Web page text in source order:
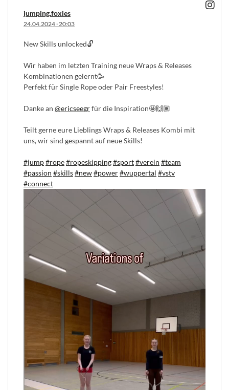
jumping.foxies
24.04.2024·20:03
New Skills unlocked🔓
Wir haben im letzten Training neue Wraps & Releases
Kombinationen gelernt🥳
Perfekt für Single Rope oder Pair Freestyles!
Danke an @ericseegrfür die Inspiration🤩🙌🏽
Teilt gerne eure Lieblings Wraps & Releases Kombi mit
uns, wir sind gespannt auf neue Skills!
#jump#rope#ropeskipping#sport#verein #team
#passion #skills#new#power#wuppertal #vstv
#connect